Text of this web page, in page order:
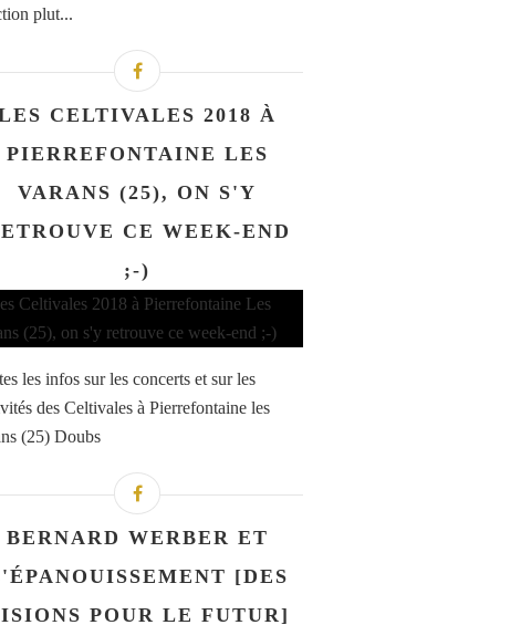
plut...
CELTIVALES 2018 À
PIERREFONTAINE LES
VARANS (25), ON S'Y
CE WEEK-END
;-)
les infos sur les concerts et sur les
des Celtivales à Pierrefontaine les
(25) Doubs
BERNARD WERBER ET
[DES
POUR LE FUTUR]